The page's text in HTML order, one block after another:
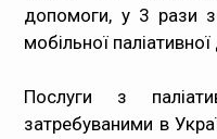
Медпрацівникам
Статистика
допомоги, у 3 рази
мобільної
Послуги з
затребуваними в